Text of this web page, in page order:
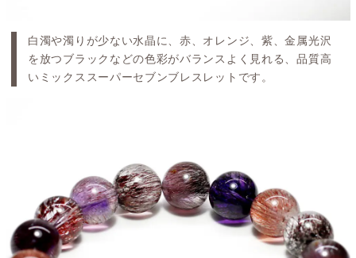
白濁や濁りが少ない水晶に、赤、オレンジ、紫、金属光沢
を放つブラックなどの色彩がバランスよく見れる、品質高
いミックススーパーセブンブレスレットです。